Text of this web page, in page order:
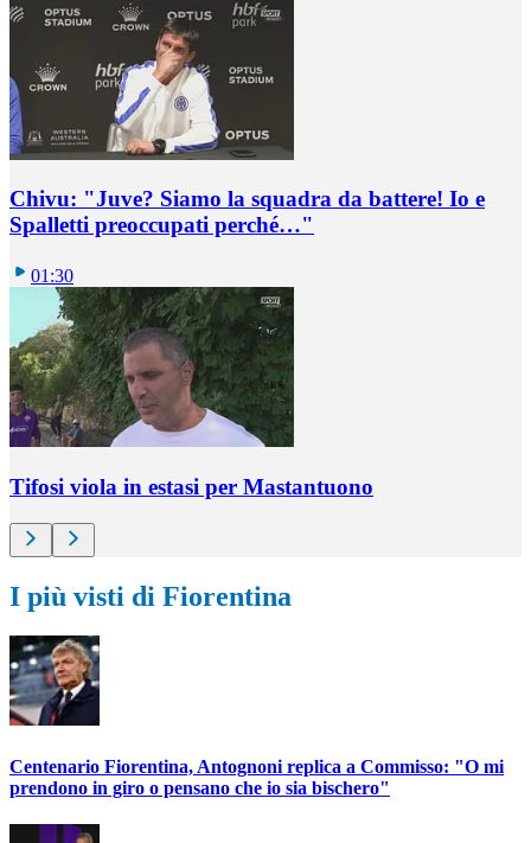
Chivu: "Juve? Siamo la squadra da battere! Io e
Spalletti preoccupati perché…"
01:30
Tifosi viola in estasi per Mastantuono
I più visti di Fiorentina
Centenario Fiorentina, Antognoni replica a Commisso: "O mi
prendono in giro o pensano che io sia bischero"